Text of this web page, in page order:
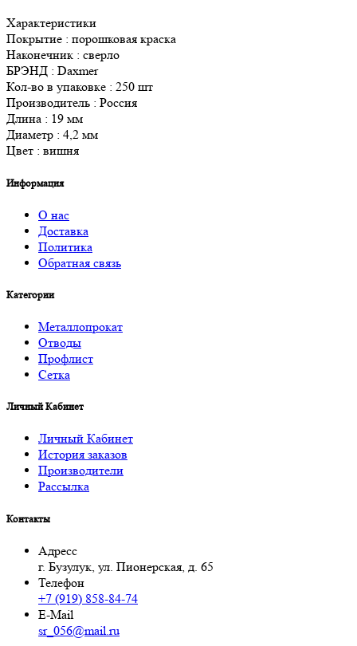
Характеристики
Покрытие : порошковая краска
Наконечник : сверло
БРЭНД : Daxmer
Кол-во в упаковке : 250 шт
Производитель : Россия
Длина : 19 мм
Диаметр : 4,2 мм
Цвет : вишня
Информация
О нас
Доставка
Политика
Обратная связь
Категории
Металлопрокат
Отводы
Профлист
Сетка
Личный Кабинет
Личный Кабинет
История заказов
Производители
Рассылка
Контакты
Адресс
г. Бузулук, ул. Пионерская, д. 65
Телефон
+7 (919) 858-84-74
E-Mail
sr_056@mail.ru